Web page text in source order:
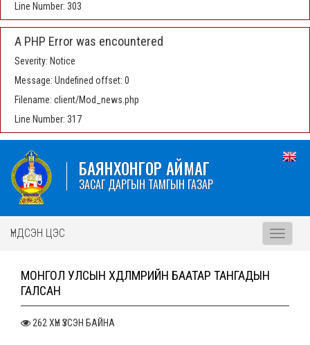
Line Number: 303
A PHP Error was encountered
Severity: Notice
Message: Undefined offset: 0
Filename: client/Mod_news.php
Line Number: 317
БАЯНХОНГОР АЙМАГ
ЗАСАГ ДАРГЫН ТАМГЫН ГАЗАР
ҮНДСЭН ЦЭС
Toggle
МОНГОЛ УЛСЫН ХӨДӨЛМӨРИЙН БААТАР ТАНГАДЫН
ГАЛСАН
262 ХҮН ҮЗСЭН БАЙНА